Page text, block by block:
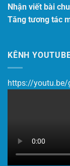
Nhận viết bài
Tăng tương tác
KÊNH
https://youtu.be/